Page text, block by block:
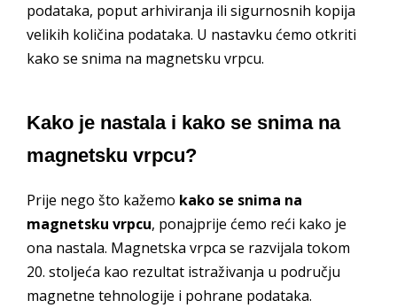
podataka, poput arhiviranja ili sigurnosnih kopija
velikih količina podataka. U nastavku ćemo otkriti
kako se snima na magnetsku vrpcu.
Kako je nastala i kako se snima na
magnetsku vrpcu?
Prije nego što kažemo kako se snima na
magnetsku vrpcu, ponajprije ćemo reći kako je
ona nastala. Magnetska vrpca se razvijala tokom
20. stoljeća kao rezultat istraživanja u području
magnetne tehnologije i pohrane podataka.